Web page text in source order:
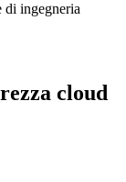
di ingegneria
cloud